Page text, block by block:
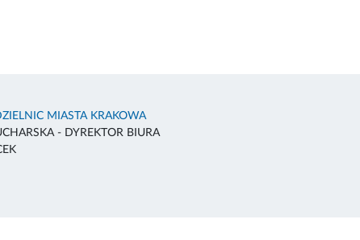
MIASTA KRAKOWA
- DYREKTOR BIURA